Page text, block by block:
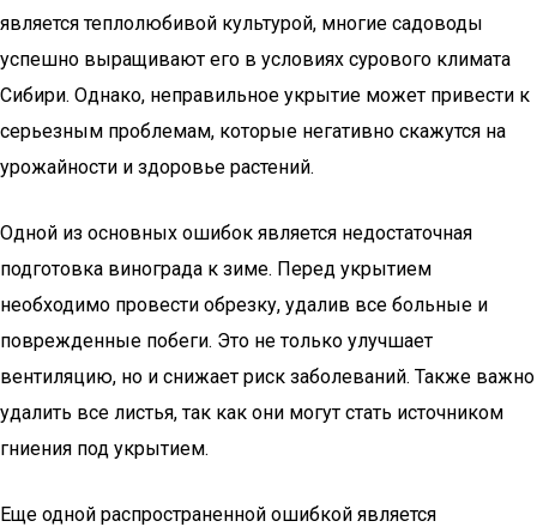
является теплолюбивой культурой, многие садоводы
успешно выращивают его в условиях сурового климата
Сибири. Однако, неправильное укрытие может привести к
серьезным проблемам, которые негативно скажутся на
урожайности и здоровье растений.
Одной из основных ошибок является недостаточная
подготовка винограда к зиме. Перед укрытием
необходимо провести обрезку, удалив все больные и
поврежденные побеги. Это не только улучшает
вентиляцию, но и снижает риск заболеваний. Также важно
удалить все листья, так как они могут стать источником
гниения под укрытием.
Еще одной распространенной ошибкой является